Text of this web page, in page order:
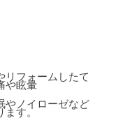
リフォームしたて
や眩暈
やノイローゼなど
す。